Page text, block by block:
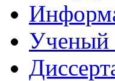
Ученый